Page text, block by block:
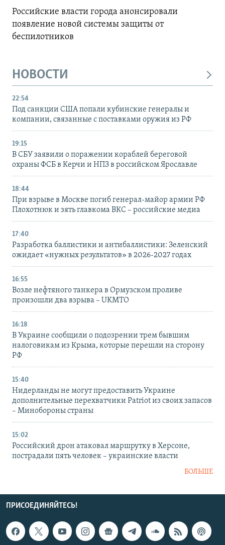
Российские власти города анонсировали
появление новой системы защиты от
беспилотников
НОВОСТИ
22:54
Под санкции США попали кубинские генералы и
компании, связанные с поставками оружия из РФ
19:15
В СБУ заявили о поражении кораблей береговой
охраны ФСБ в Керчи и НПЗ в российском Ярославле
18:44
При взрыве в Москве погиб генерал-майор армии РФ
Плохотнюк и зять главкома ВКС – российские медиа
17:40
Разработка баллистики и антибаллистики: Зеленский
ожидает «нужных результатов» в 2026-2027 годах
16:55
Возле нефтяного танкера в Ормузском проливе
произошли два взрыва – UKMTO
16:18
В Украине сообщили о подозрении трем бывшим
налоговикам из Крыма, которые перешли на сторону
РФ
15:40
Нидерланды не могут предоставить Украине
дополнительные перехватчики Patriot из своих запасов
– Минобороны страны
15:02
Российский дрон атаковал маршрутку в Херсоне,
пострадали пять человек – украинские власти
БОЛЬШЕ
ПРИСОЕДИНЯЙТЕСЬ!